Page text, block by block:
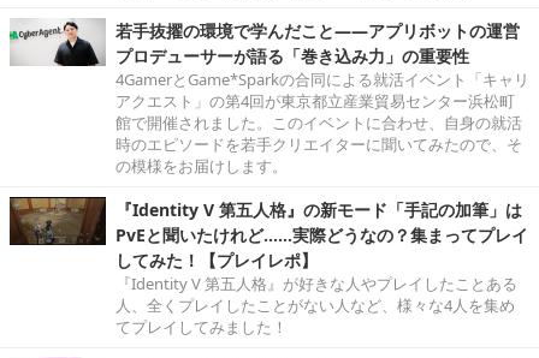
若手抜擢の環境で学んだこと――アプリボットの運営
プロデューサーが語る「巻き込み力」の重要性
4GamerとGame*Sparkの合同による就活イベント「キャリ
アクエスト」の第4回が東京都立産業貿易センター浜松町
館で開催されました。このイベントに合わせ、自身の就活
時のエピソードを若手クリエイターに聞いてみたので、そ
の模様をお届けします。
『Identity V 第五人格』の新モード「手記の加筆」は
PvEと聞いたけれど……実際どうなの？集まってプレイ
してみた！【プレイレポ】
『Identity V 第五人格』が好きな人やプレイしたことある
人、全くプレイしたことがない人など、様々な4人を集め
てプレイしてみました！